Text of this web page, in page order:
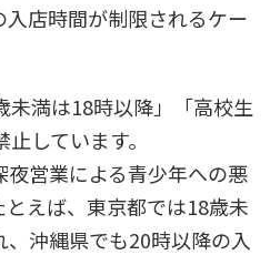
店時間が制限されるケー
未満は18時以降」「高校生
しています。
営業による青少年への悪
えば、東京都では18歳未
沖縄県でも20時以降の入